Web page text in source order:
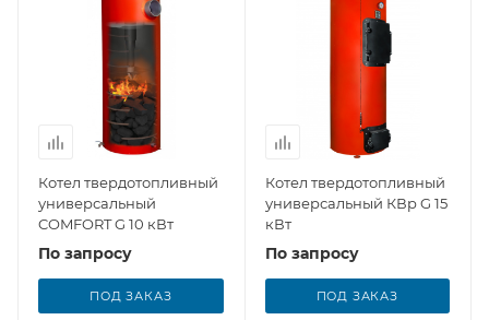
Котел твердотопливный
универсальный
COMFORT G 10 кВт
По запросу
ПОД ЗАКАЗ
Котел твердотопливный
универсальный КВр G 15
кВт
По запросу
ПОД ЗАКАЗ